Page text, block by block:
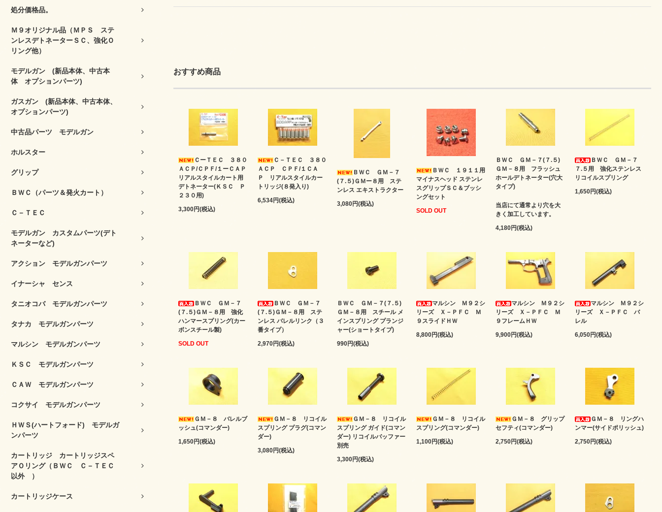
処分価格品。
Ｍ９オリジナル品（ＭＰＳ ステ
ンレスデトネーターＳＣ、強化Ｏ
リング他）
モデルガン (新品本体、中古本
体 オプションパーツ)
ガスガン (新品本体、中古本体、
オプションパーツ)
中古品パーツ モデルガン
ホルスター
グリップ
ＢＷＣ（パーツ＆発火カート）
Ｃ－ＴＥＣ
モデルガン カスタムパーツ(デト
ネーターなど)
アクション モデルガンパーツ
イナーシャ センス
タニオコバ モデルガンパーツ
タナカ モデルガンパーツ
マルシン モデルガンパーツ
ＫＳＣ モデルガンパーツ
ＣＡＷ モデルガンパーツ
コクサイ モデルガンパーツ
ＨＷＳ(ハートフォード) モデルガ
ンパーツ
カートリッジ カートリッジスペ
アＯリング（ＢＷＣ Ｃ－ＴＥＣ
以外 ）
カートリッジケース
おすすめ商品
ＣーＴＥＣ ３８０
ＡＣＰ/ＣＰＦ/１ーＣＡＰ
リアルスタイルカート用
デトネーター(ＫＳＣ Ｐ
２３０用)
3,300円(税込)
Ｃ－ＴＥＣ ３８０
ＡＣＰ ＣＰＦ/１ＣＡ
Ｐ リアルスタイルカー
トリッジ(８発入り)
6,534円(税込)
ＢＷＣ ＧＭ－７
(７.５)ＧＭー８用 ステ
ンレス エキストラクター
3,080円(税込)
ＢＷＣ １９１１用
マイナスヘッド ステンレ
スグリップＳＣ＆ブッシ
ングセット
SOLD OUT
ＢＷＣ ＧＭ－７(７.５)
ＧＭ－８用 フラッシュ
ホールデトネーター(穴大
タイプ)
当店にて通常より穴を大
きく加工しています。
4,180円(税込)
ＢＷＣ ＧＭ－７
７.５用 強化ステンレス
リコイルスプリング
1,650円(税込)
ＢＷＣ ＧＭ－７
(７.５)ＧＭ－８用 強化
ハンマースプリング(カー
ボンスチール製)
SOLD OUT
ＢＷＣ ＧＭ－７
(７.５)ＧＭ－８用 ステ
ンレス バレルリンク（３
番タイプ）
2,970円(税込)
ＢＷＣ ＧＭ－７(７.５)
ＧＭ－８用 スチール メ
インスプリング プランジ
ャー(ショートタイプ)
990円(税込)
マルシン Ｍ９２シ
リーズ Ｘ－ＰＦＣ Ｍ
９スライドＨＷ
8,800円(税込)
マルシン Ｍ９２シ
リーズ Ｘ－ＰＦＣ Ｍ
９フレームＨＷ
9,900円(税込)
マルシン Ｍ９２シ
リーズ Ｘ－ＰＦＣ バ
レル
6,050円(税込)
ＧＭ－８ バレルブ
ッシュ(コマンダー)
1,650円(税込)
ＧＭ－８ リコイル
スプリング プラグ(コマン
ダー)
3,080円(税込)
ＧＭ－８ リコイル
スプリング ガイド(コマン
ダー) リコイルバッファー
別売
3,300円(税込)
ＧＭ－８ リコイル
スプリング(コマンダー)
1,100円(税込)
ＧＭ－８ グリップ
セフティ(コマンダー)
2,750円(税込)
ＧＭ－８ リングハ
ンマー(サイドポリッシュ)
2,750円(税込)